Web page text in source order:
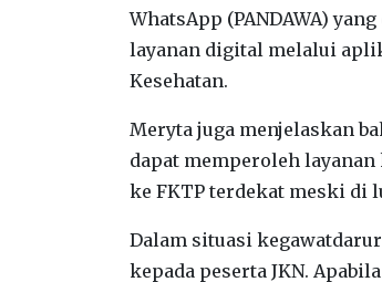
WhatsApp (PANDAWA)
layanan digital melalui
Kesehatan.
Meryta juga menjelaskan
dapat memperoleh
ke FKTP terdekat meski di
Dalam situasi
kepada peserta JKN.